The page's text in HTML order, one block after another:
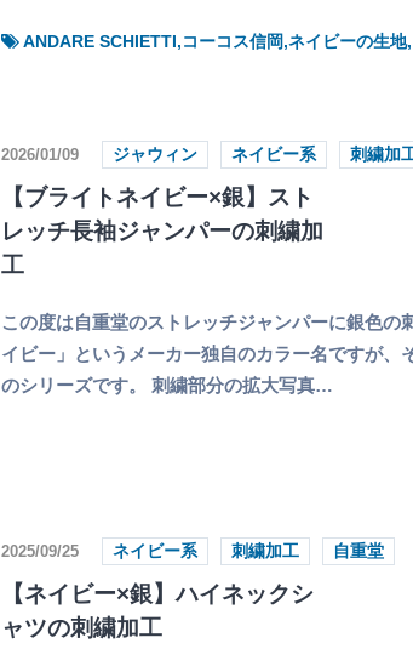
ANDARE SCHIETTI,コーコス信岡,ネイビーの生地
2026/01/09 ジャウィン ネイビー系 刺繍加
【ブライトネイビー×銀】スト
レッチ長袖ジャンパーの刺繍加
工
この度は自重堂のストレッチジャンパーに銀色
イビー」というメーカー独自のカラー名ですが
のシリーズです。 刺繍部分の拡大写真…
2025/09/25 ネイビー系 刺繍加工 自重堂
【ネイビー×銀】ハイネックシ
ャツの刺繍加工